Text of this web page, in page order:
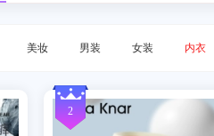
美妆 男装 女装 内衣
2